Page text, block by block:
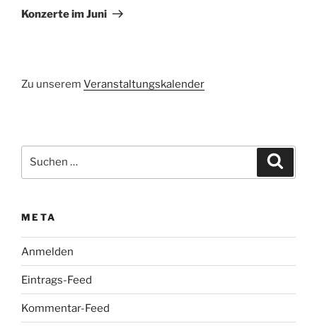
Beitrag
Konzerte im Juni
Zu unserem Veranstaltungskalender
nach:
META
Anmelden
Eintrags-Feed
Kommentar-Feed